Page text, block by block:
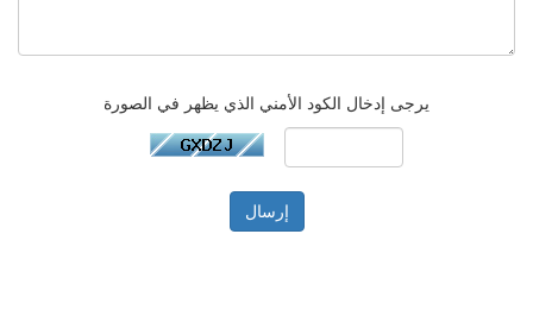
يرجى إدخال الكود الأمني الذي يظهر في الصورة
إرسال